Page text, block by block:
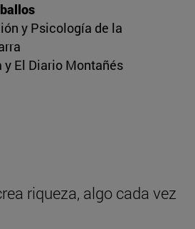
y Psicología de la
y El Diario Montañés
riqueza, algo cada vez